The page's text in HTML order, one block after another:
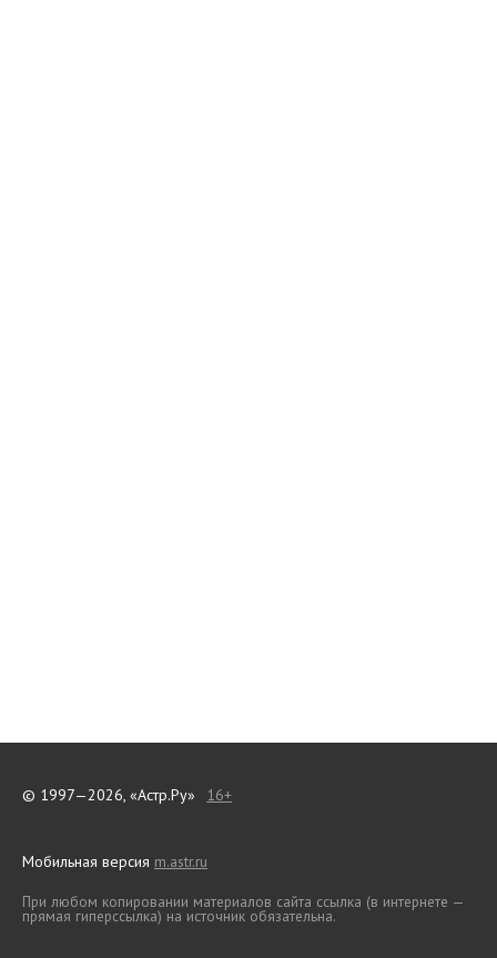
© 1997—2026, «Астр.Ру» 16+
Мобильная версия m.astr.ru
При любом копировании материалов сайта ссылка (в интернете —
прямая гиперссылка) на источник обязательна.